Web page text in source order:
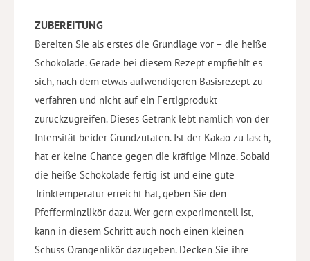
ZUBEREITUNG
Bereiten Sie als erstes die Grundlage vor – die heiße
Schokolade. Gerade bei diesem Rezept empfiehlt es
sich, nach dem etwas aufwendigeren Basisrezept zu
verfahren und nicht auf ein Fertigprodukt
zurückzugreifen. Dieses Getränk lebt nämlich von der
Intensität beider Grundzutaten. Ist der Kakao zu lasch,
hat er keine Chance gegen die kräftige Minze. Sobald
die heiße Schokolade fertig ist und eine gute
Trinktemperatur erreicht hat, geben Sie den
Pfefferminzlikör dazu. Wer gern experimentell ist,
kann in diesem Schritt auch noch einen kleinen
Schuss Orangenlikör dazugeben. Decken Sie ihre